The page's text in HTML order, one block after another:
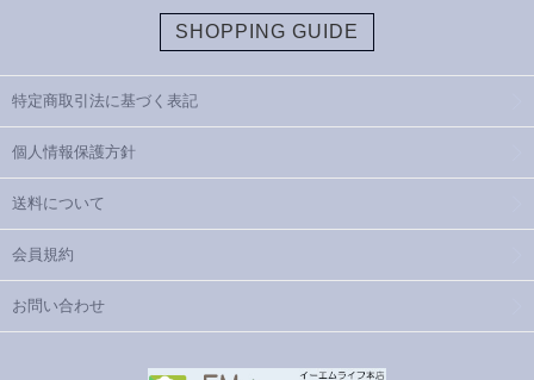
SHOPPING GUIDE
特定商取引法に基づく表記
個人情報保護方針
送料について
会員規約
お問い合わせ